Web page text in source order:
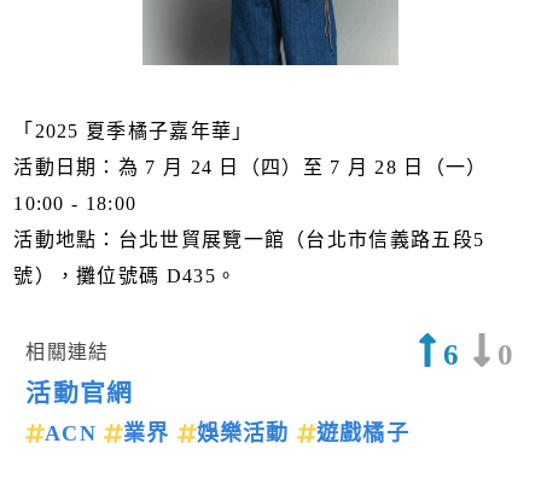
「2025 夏季橘子嘉年華」
活動日期：為 7 月 24 日（四）至 7 月 28 日（一）
10:00 - 18:00
活動地點：台北世貿展覽一館（台北市信義路五段5
號），攤位號碼 D435。
相關連結
活動官網
6 0
ACN 業界 娛樂活動 遊戲橘子